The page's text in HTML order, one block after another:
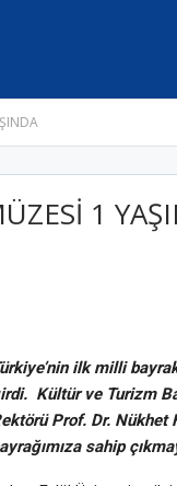
1
ilk milli
Kültür ve Turizm
Prof. Dr.
sahip